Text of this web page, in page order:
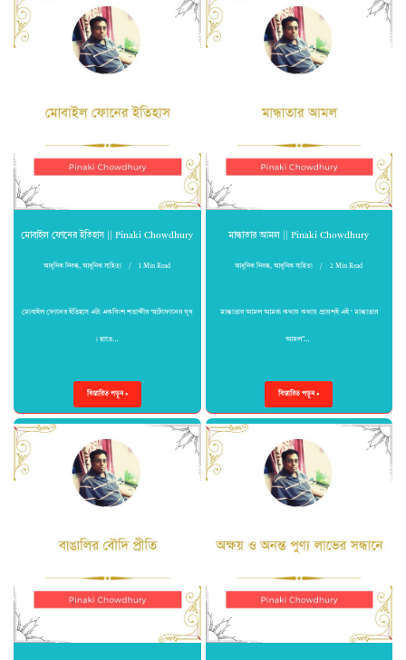
মোবাইল ফোনের ইতিহাস || Pinaki Chowdhury
আধুনিক নিবন্ধ,আধুনিক সাহিত্য 1 Min Read
মোবাইল ফোনের ইতিহাস এটা একবিংশ শতাব্দীর স্মার্টফোনের যুগ
। হাতে…
বিস্তারিত পড়ুন »
মান্ধাতার আমল || Pinaki Chowdhury
আধুনিক নিবন্ধ,আধুনিক সাহিত্য 2 Min Read
মান্ধাতার আমল আমরা কথায় কথায় প্রায়শই এই ‘ মান্ধাতার
আমল”…
বিস্তারিত পড়ুন »